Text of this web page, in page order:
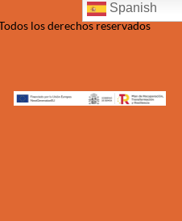
los derechos reservados
Spanish